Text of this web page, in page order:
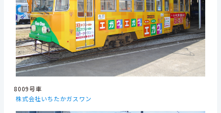
8009号車
株式会社いちたかガスワン